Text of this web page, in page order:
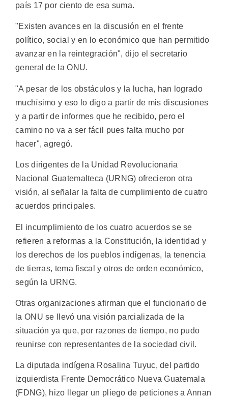
país 17 por ciento de esa suma.
"Existen avances en la discusión en el frente
político, social y en lo económico que han permitido
avanzar en la reintegración", dijo el secretario
general de la ONU.
"A pesar de los obstáculos y la lucha, han logrado
muchísimo y eso lo digo a partir de mis discusiones
y a partir de informes que he recibido, pero el
camino no va a ser fácil pues falta mucho por
hacer", agregó.
Los dirigentes de la Unidad Revolucionaria
Nacional Guatemalteca (URNG) ofrecieron otra
visión, al señalar la falta de cumplimiento de cuatro
acuerdos principales.
El incumplimiento de los cuatro acuerdos se se
refieren a reformas a la Constitución, la identidad y
los derechos de los pueblos indígenas, la tenencia
de tierras, tema fiscal y otros de orden económico,
según la URNG.
Otras organizaciones afirman que el funcionario de
la ONU se llevó una visión parcializada de la
situación ya que, por razones de tiempo, no pudo
reunirse con representantes de la sociedad civil.
La diputada indígena Rosalina Tuyuc, del partido
izquierdista Frente Democrático Nueva Guatemala
(FDNG), hizo llegar un pliego de peticiones a Annan